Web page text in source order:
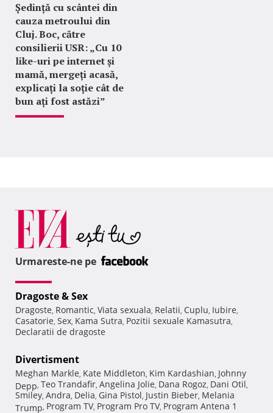
Ședință cu scântei din
cauza metroului din
Cluj. Boc, către
consilierii USR: „Cu 10
like-uri pe internet și
mamă, mergeți acasă,
explicați la soție cât de
bun ați fost astăzi”
Urmareste-ne pe
Dragoste & Sex
Dragoste, Romantic, Viata sexuala, Relatii, Cuplu, Iubire,
Casatorie, Sex, Kama Sutra, Pozitii sexuale Kamasutra,
Declaratii de dragoste
Divertisment
Meghan Markle, Kate Middleton, Kim Kardashian, Johnny
Depp, Teo Trandafir, Angelina Jolie, Dana Rogoz, Dani Otil,
Smiley, Andra, Delia, Gina Pistol, Justin Bieber, Melania
Trump, Program TV, Program Pro TV, Program Antena 1